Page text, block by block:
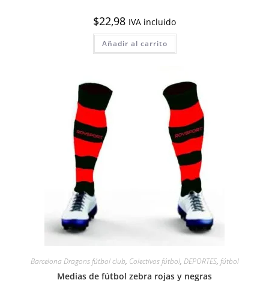
$22,98 IVA incluido
Añadir al carrito
Barcelona Dragons fútbol club, Colectivos fútbol, DEPORTES, fútbol
Medias de fútbol zebra rojas y negras